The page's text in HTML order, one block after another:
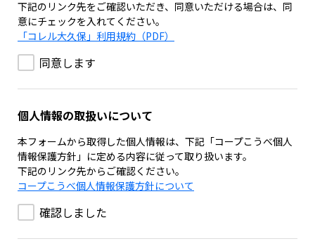
下記のリンク先をご確認いただき、同意いただける場合は、同
意にチェックを入れてください。
「コレル大久保」利用規約（PDF）
同意します
個人情報の取扱いについて
本フォームから取得した個人情報は、下記「コープこうべ個人
情報保護方針」に定める内容に従って取り扱います。
下記のリンク先からご確認ください。
コープこうべ個人情報保護方針について
確認しました